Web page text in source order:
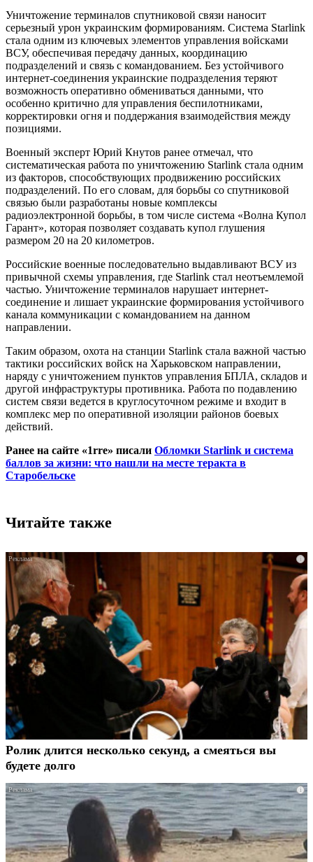
Уничтожение терминалов спутниковой связи наносит
серьезный урон украинским формированиям. Система Starlink
стала одним из ключевых элементов управления войсками
ВСУ, обеспечивая передачу данных, координацию
подразделений и связь с командованием. Без устойчивого
интернет-соединения украинские подразделения теряют
возможность оперативно обмениваться данными, что
особенно критично для управления беспилотниками,
корректировки огня и поддержания взаимодействия между
позициями.
Военный эксперт Юрий Кнутов ранее отмечал, что
систематическая работа по уничтожению Starlink стала одним
из факторов, способствующих продвижению российских
подразделений. По его словам, для борьбы со спутниковой
связью были разработаны новые комплексы
радиоэлектронной борьбы, в том числе система «Волна Купол
Гарант», которая позволяет создавать купол глушения
размером 20 на 20 километров.
Российские военные последовательно выдавливают ВСУ из
привычной схемы управления, где Starlink стал неотъемлемой
частью. Уничтожение терминалов нарушает интернет-
соединение и лишает украинские формирования устойчивого
канала коммуникации с командованием на данном
направлении.
Таким образом, охота на станции Starlink стала важной частью
тактики российских войск на Харьковском направлении,
наряду с уничтожением пунктов управления БПЛА, складов и
другой инфраструктуры противника. Работа по подавлению
систем связи ведется в круглосуточном режиме и входит в
комплекс мер по оперативной изоляции районов боевых
действий.
Ранее на сайте «1rre» писали Обломки Starlink и система
баллов за жизни: что нашли на месте теракта в
Старобельске
Читайте также
i
Ролик длится несколько секунд, а смеяться вы
будете долго
i